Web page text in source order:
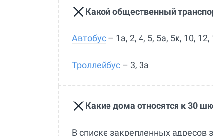
Какой общественный
Автобус – 1а, 2, 4, 5, 5а, 5к, 10,
Троллейбус – 3, 3а
Какие дома относятся к 30
В списке закрепленных